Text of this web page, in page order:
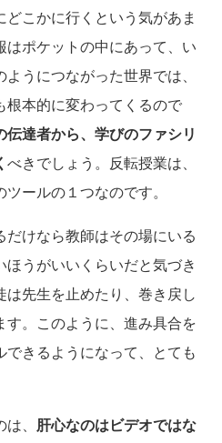
こかに行くという気があま
はポケットの中にあって、い
うにつながった世界では、
根本的に変わってくるので
達者から、学びのファシリ
べきでしょう。反転授業は、
ールの１つなのです。
けなら教師はその場にいる
うがいいくらいだと気づき
は先生を止めたり、巻き戻し
。このように、進み具合を
きるようになって、とても
、 肝心なのはビデオではな